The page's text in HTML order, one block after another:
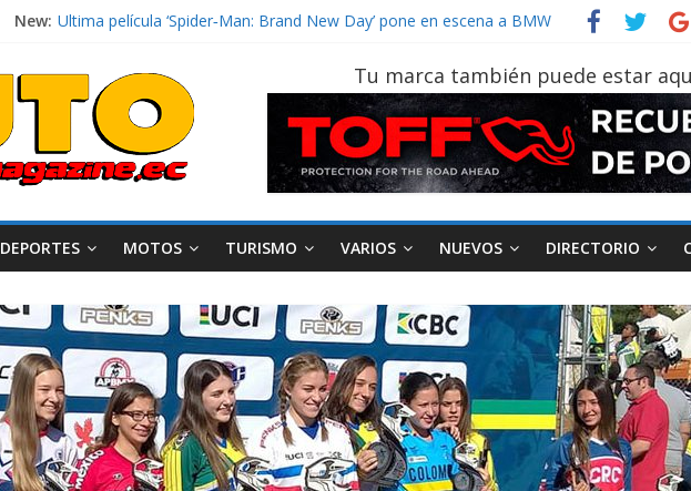
New: El costo de tener un vehículo gana protagonismo a la hora de decidir
¿Qué puede pasar con tu vehículo si permanece varios días sin usar?
La Vuelta al Ecuador 2026, edición 47ª, recorre 7 provincias en 8 días
La FEDAK recibe 12 Sinotruk Bolden para cubrir las rutas de La Vuelta
Tu marca también puede estar
DEPORTES MOTOS TURISMO VARIOS NUEVOS DIRECTORIO
Movilidad Turismo Varios
AEADE Industria Motociclismo
Movilidad